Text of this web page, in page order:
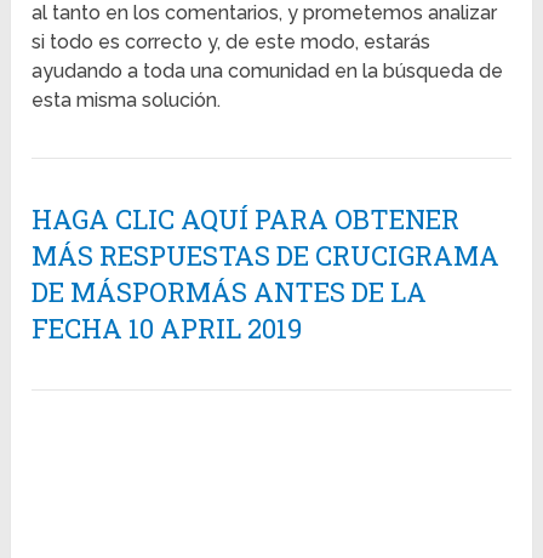
al tanto en los comentarios, y prometemos analizar
si todo es correcto y, de este modo, estarás
ayudando a toda una comunidad en la búsqueda de
esta misma solución.
HAGA CLIC AQUÍ PARA OBTENER
MÁS RESPUESTAS DE CRUCIGRAMA
DE MÁSPORMÁS ANTES DE LA
FECHA 10 APRIL 2019